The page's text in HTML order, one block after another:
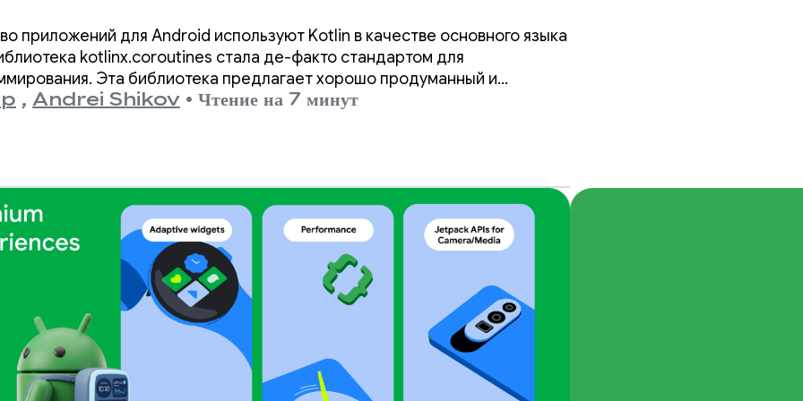
приложений для Android используют Kotlin в качестве основного языка
kotlinx.coroutines стала де-факто стандартом для
Эта библиотека предлагает хорошо продуманный и
управления параллельными потоками, который является
, Andrei Shikov • Чтение на 7 минут